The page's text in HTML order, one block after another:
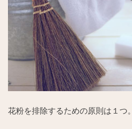
花粉を排除するための原則は１つ。